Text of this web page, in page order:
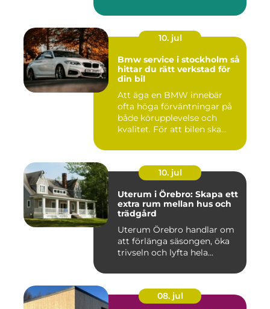
10. jul
Bmw service i stockholm så
hittar du rätt verkstad för
din bil
Att äga en BMW innebär
ofta höga förväntningar på
både körupplevelse och
kvalitet. För att bilen ska...
10. jul
Uterum i Örebro: Skapa ett
extra rum mellan hus och
trädgård
Uterum Örebro handlar om
att förlänga säsongen, öka
trivseln och lyfta hela...
08. jul